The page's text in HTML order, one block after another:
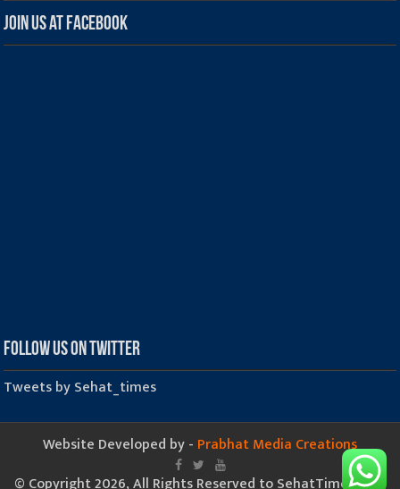
Join us at Facebook
Follow us on Twitter
Tweets by Sehat_times
Website Developed by - Prabhat Media Creations
© Copyright 2026, All Rights Reserved to SehatTimes.Com